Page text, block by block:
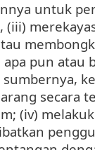
untuk
(iii)
pun atau
secara
(iv)